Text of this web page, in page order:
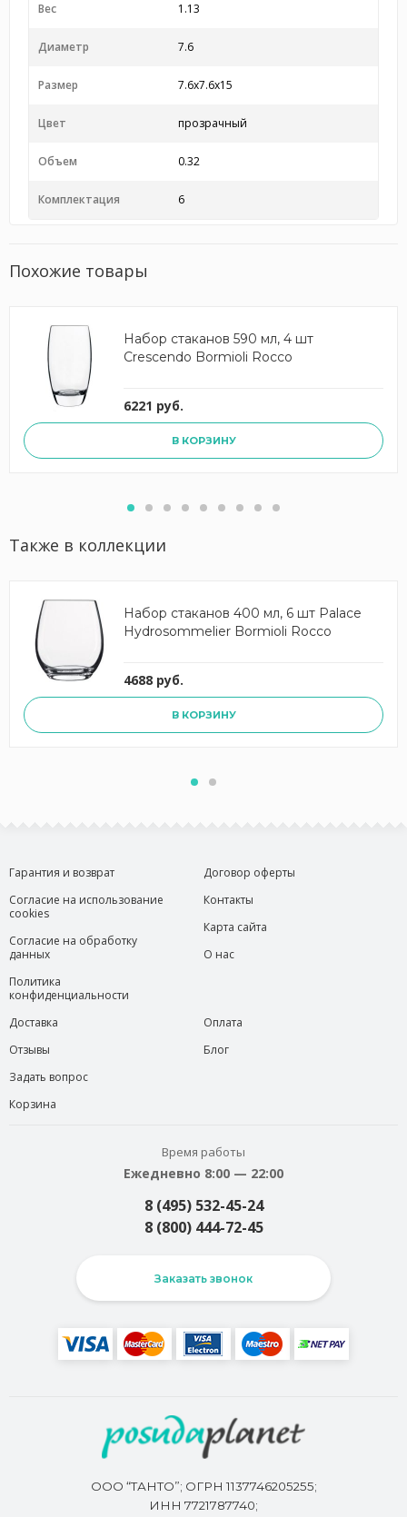
Вес 1.13
Диаметр 7.6
Размер 7.6x7.6x15
Цвет прозрачный
Объем 0.32
Комплектация 6
Похожие товары
Набор стаканов 590 мл, 4 шт
Crescendo Bormioli Rocco
6221 руб.
В КОРЗИНУ
Также в коллекции
Набор стаканов 400 мл, 6 шт Palace
Hydrosommelier Bormioli Rocco
4688 руб.
В КОРЗИНУ
Гарантия и возврат
Согласие на использование
cookies
Согласие на обработку
данных
Политика
конфиденциальности
Договор оферты
Контакты
Карта сайта
О нас
Доставка
Отзывы
Задать вопрос
Корзина
Оплата
Блог
Время работы
Ежедневно 8:00 — 22:00
8 (495) 532-45-24
8 (800) 444-72-45
Заказать звонок
ООО “ТАНТО”; ОГРН 1137746205255;
ИНН 7721787740;